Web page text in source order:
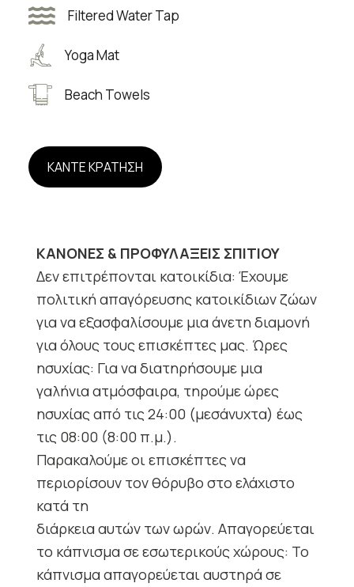
Filtered Water Tap
Yoga Mat
Beach Towels
ΚΑΝΤΕ ΚΡΑΤΗΣΗ
ΚΑΝΟΝΕΣ & ΠΡΟΦΥΛΑΞΕΙΣ ΣΠΙΤΙΟΥ
Δεν επιτρέπονται κατοικίδια: Έχουμε
πολιτική απαγόρευσης κατοικίδιων ζώων
για να εξασφαλίσουμε μια άνετη διαμονή
για όλους τους επισκέπτες μας. Ώρες
ησυχίας: Για να διατηρήσουμε μια
γαλήνια ατμόσφαιρα, τηρούμε ώρες
ησυχίας από τις 24:00 (μεσάνυχτα) έως
τις 08:00 (8:00 π.μ.).
Παρακαλούμε οι επισκέπτες να
περιορίσουν τον θόρυβο στο ελάχιστο
κατά τη
διάρκεια αυτών των ωρών. Απαγορεύεται
το κάπνισμα σε εσωτερικούς χώρους: Το
κάπνισμα απαγορεύεται αυστηρά σε